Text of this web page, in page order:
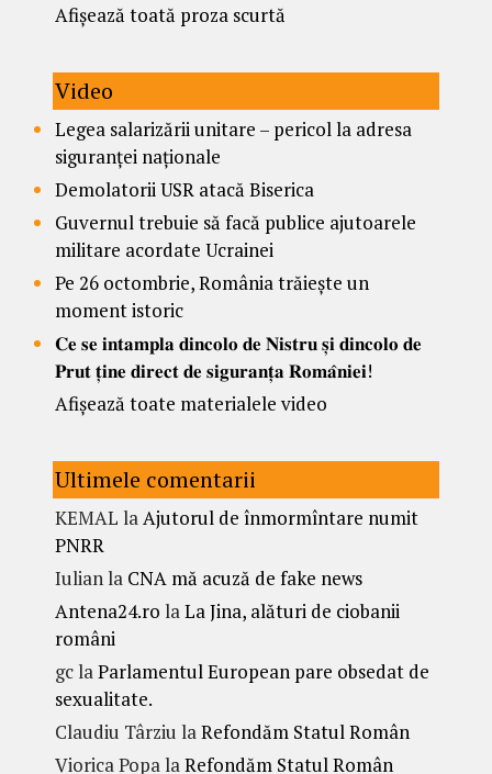
Afișează toată proza scurtă
Video
Legea salarizării unitare – pericol la adresa
siguranței naționale
Demolatorii USR atacă Biserica
Guvernul trebuie să facă publice ajutoarele
militare acordate Ucrainei
Pe 26 octombrie, România trăiește un
moment istoric
𝐂𝐞 𝐬𝐞 𝐢𝐧𝐭𝐚𝐦𝐩𝐥𝐚 𝐝𝐢𝐧𝐜𝐨𝐥𝐨 𝐝𝐞 𝐍𝐢𝐬𝐭𝐫𝐮 𝐬̦𝐢 𝐝𝐢𝐧𝐜𝐨𝐥𝐨 𝐝𝐞
𝐏𝐫𝐮𝐭 𝐭̦𝐢𝐧𝐞 𝐝𝐢𝐫𝐞𝐜𝐭 𝐝𝐞 𝐬𝐢𝐠𝐮𝐫𝐚𝐧𝐭̦𝐚 𝐑𝐨𝐦𝐚̂𝐧𝐢𝐞𝐢!
Afișează toate materialele video
Ultimele comentarii
KEMAL laAjutorul de înmormîntare numit
PNRR
Iulianla CNA mă acuză de fake news
Antena24.ro laLa Jina, alături de ciobanii
români
gclaParlamentul European pare obsedat de
sexualitate.
Claudiu Târziu laRefondăm Statul Român
Viorica PopalaRefondăm Statul Român